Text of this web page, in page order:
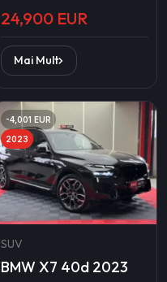
24,900 EUR
Mai Mult
-4,001 EUR
2023
SUV
BMW X7 40d 2023